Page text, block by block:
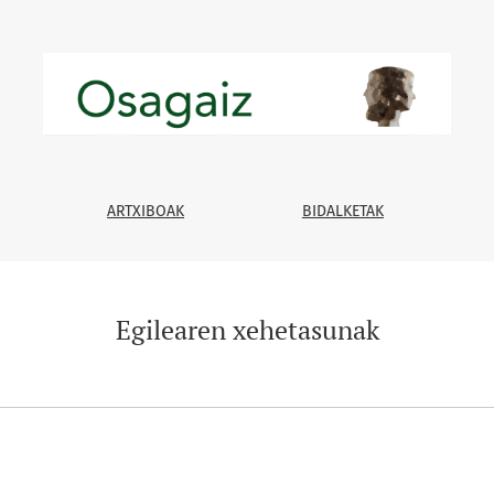
ARTXIBOAK BIDALKETAK
Egilearen xehetasunak